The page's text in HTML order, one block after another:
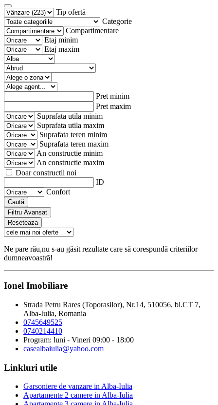
Tip ofertă
Categorie
Compartimentare
Etaj minim
Etaj maxim
Pret minim
Pret maxim
Suprafata utila minim
Suprafata utila maxim
Suprafata teren minim
Suprafata teren maxim
An constructie minim
An constructie maxim
Doar constructii noi
ID
Confort
Caută
Filtru Avansat
Reseteaza
Ne pare rău,nu s-au găsit rezultate care să corespundă criteriilor
dumneavoastră!
Ionel Imobiliare
Strada Petru Rares (Toporasilor), Nr.14, 510056, bl.CT 7,
Alba-Iulia, Romania
0745649525
0740214410
Program: luni - Vineri 09:00 - 18:00
casealbaiulia@yahoo.com
Linkluri utile
Garsoniere de vanzare in Alba-Iulia
Apartamente 2 camere in Alba-Iulia